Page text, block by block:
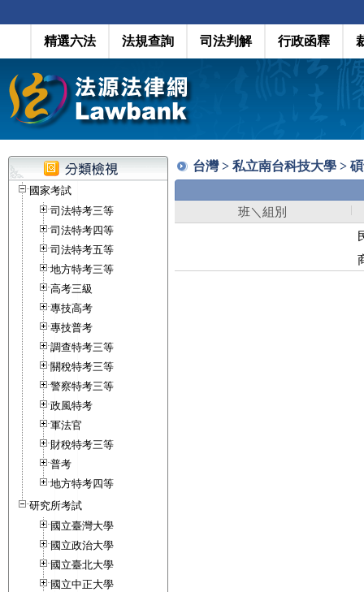
精選六法 法規查詢 司法判解 行政函釋
國家考試
司法特考三等
司法特考四等
司法特考五等
地方特考三等
高考三級
專技高考
專技普考
調查特考三等
關稅特考三等
警察特考三等
政風特考
軍法官
財稅特考三等
普考
地方特考四等
研究所考試
國立臺灣大學
國立政治大學
國立臺北大學
國立中正大學
台灣 > 私立南台科技大學 >
班＼組別